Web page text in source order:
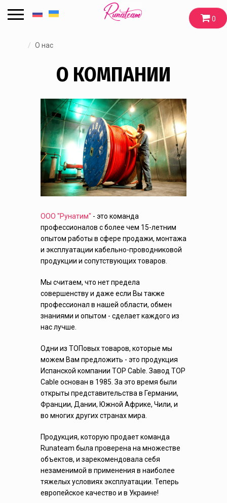
0
О нас
О КОМПАНИИ
ООО "Рунатим" - это команда
профессионалов с более чем 15-летним
опытом работы в сфере продажи, монтажа
и эксплуатации кабельно-проводниковой
продукции и сопутствующих товаров.
Мы считаем, что нет предела
совершенству и даже если Вы также
профессионал в нашей области, обмен
знаниями и опытом - сделает каждого из
нас лучше.
Одни из ТОПовых товаров, которые мы
можем Вам предложить - это продукция
Испанской компании TOP Сable. Завод TOP
Cable основан в 1985. За это время были
открыты представительства в Германии,
Франции, Дании, Южной Африке, Чили, и
во многих других странах мира.
Продукция, которую продает команда
Runateam была проверена на множестве
объектов, и зарекомендовала себя
незаменимой в применения в наиболее
тяжелых условиях эксплуатации. Теперь
европейское качество и в Украине!